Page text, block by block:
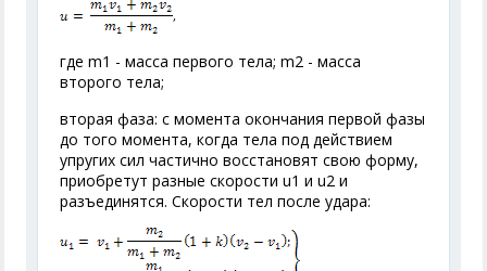
где m1 - масса первого тела; m2 - масса
второго тела;
вторая фаза: с момента окончания первой фазы
до того момента, когда тела под действием
упругих сил частично восстановят свою форму,
приобретут разные скорости u1 и u2 и
разъединятся. Скорости тел после удара: